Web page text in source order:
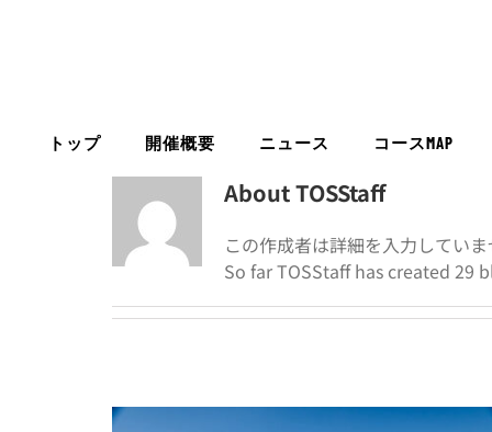
トップ 開催概要 ニュース コースMAP
AboutTOSStaff
この作成者は詳細を入力していま
So far TOSStaff has created 29